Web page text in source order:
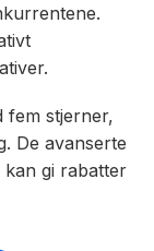
fem stjerner,
De avanserte
kan gi rabatter